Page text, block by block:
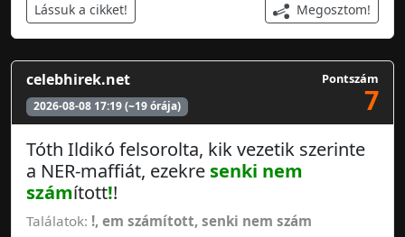
Lássuk a cikket! Megosztom!
celebhirek.net
2026-08-08 17:19 (~19 órája)
Pontszám
7
Tóth Ildikó felsorolta, kik vezetik szerinte
a NER-maffiát, ezekre senki nem
számított!!
Találatok: !, em számított, senki nem szám